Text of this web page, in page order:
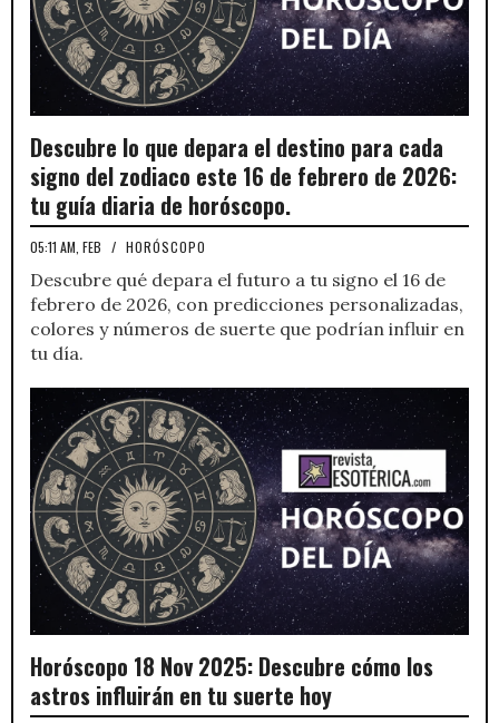
Descubre lo que depara el destino para cada
signo del zodiaco este 16 de febrero de 2026:
tu guía diaria de horóscopo.
05:11 AM, FEB / HORÓSCOPO
Descubre qué depara el futuro a tu signo el 16 de
febrero de 2026, con predicciones personalizadas,
colores y números de suerte que podrían influir en
tu día.
Horóscopo 18 Nov 2025: Descubre cómo los
astros influirán en tu suerte hoy